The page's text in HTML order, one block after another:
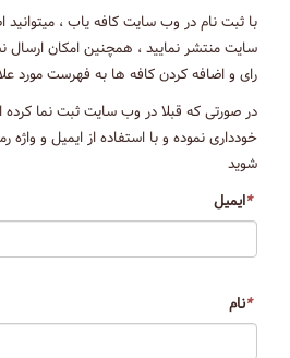
با ثبت نام در وب سایت کافه یاب ، میتوانید
سایت منتشر نمایید ، همچنین امکان
رای و اضافه کردن کافه ها به فهرست مورد
در صورتی که قبلا در وب سایت ثبت نما کرده
خودداری نموده و با استفاده از ایمیل و
شوید
*ایمیل
*نام